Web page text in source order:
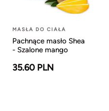
MASŁA DO CIAŁA
Pachnące masło Shea
- Szalone mango
35.60 PLN